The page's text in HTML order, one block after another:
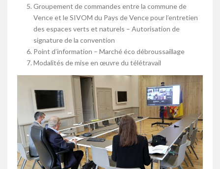
Groupement de commandes entre la commune de
Vence et le SIVOM du Pays de Vence pour l’entretien
des espaces verts et naturels – Autorisation de
signature de la convention
Point d’information – Marché éco débroussaillage
Modalités de mise en œuvre du télétravail